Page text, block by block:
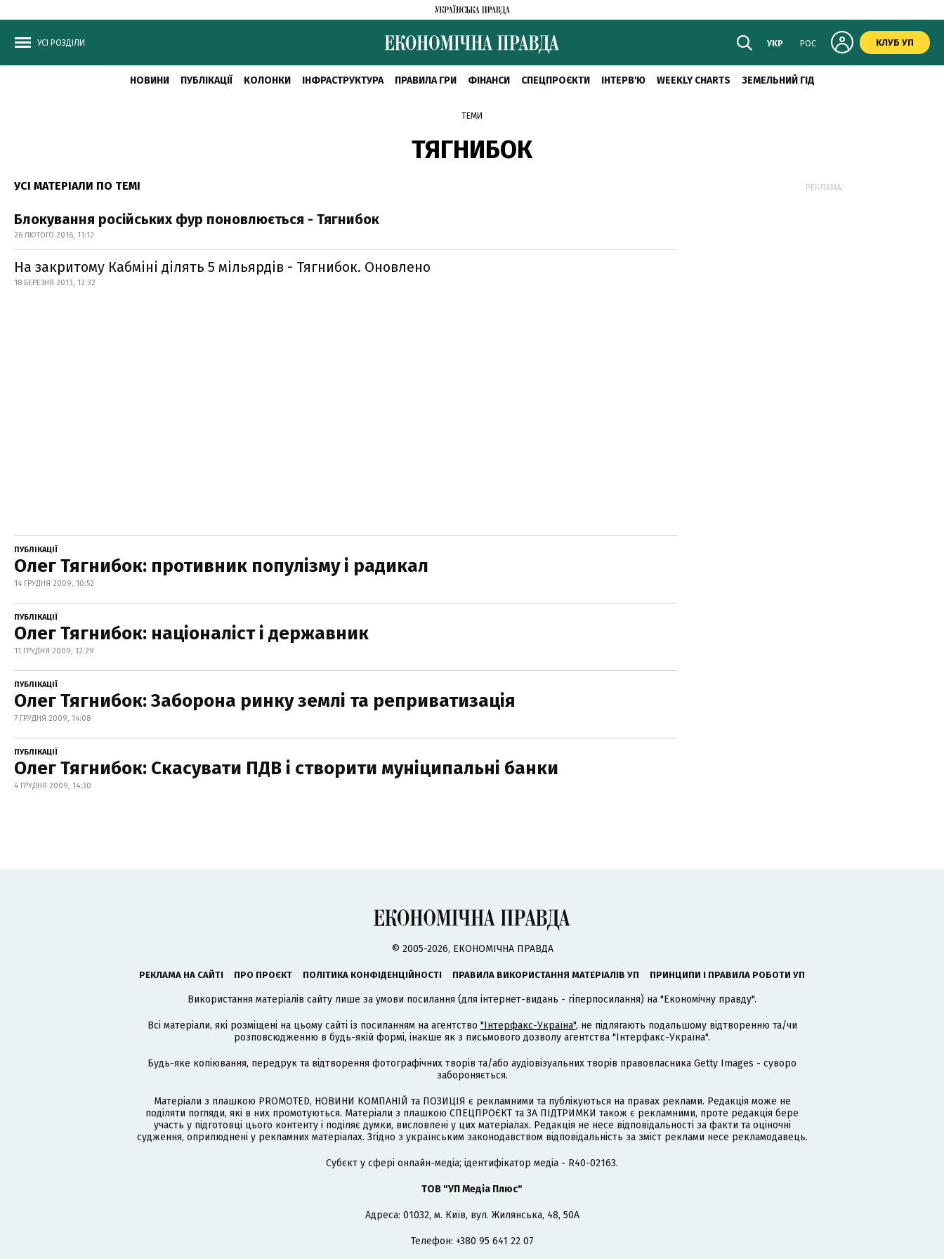
УСІ РОЗДІЛИ УКР РОС КЛУБ УП
НОВИНИ ПУБЛІКАЦІЇ КОЛОНКИ ІНФРАСТРУКТУРА ПРАВИЛА ГРИ ФІНАНСИ СПЕЦПРОЄКТИ ІНТЕРВ'Ю WEEKLY CHARTS ЗЕМЕЛЬНИЙ ГІД
ТЕМИ
ТЯГНИБОК
УСІ МАТЕРІАЛИ ПО ТЕМІ
Блокування російських фур поновлюється - Тягнибок
26 ЛЮТОГО 2016, 11:12
На закритому Кабміні ділять 5 мільярдів - Тягнибок. Оновлено
18 БЕРЕЗНЯ 2013, 12:32
ПУБЛІКАЦІЇ
Олег Тягнибок: противник популізму і радикал
14 ГРУДНЯ 2009, 10:52
ПУБЛІКАЦІЇ
Олег Тягнибок: націоналіст і державник
11 ГРУДНЯ 2009, 12:29
ПУБЛІКАЦІЇ
Олег Тягнибок: Заборона ринку землі та реприватизація
7 ГРУДНЯ 2009, 14:08
ПУБЛІКАЦІЇ
Олег Тягнибок: Скасувати ПДВ і створити муніципальні банки
4 ГРУДНЯ 2009, 14:30
РЕКЛАМА:
© 2005-2026, ЕКОНОМІЧНА ПРАВДА
РЕКЛАМА НА САЙТІ ПРО ПРОЄКТ ПОЛІТИКА КОНФІДЕНЦІЙНОСТІ ПРАВИЛА ВИКОРИСТАННЯ МАТЕРІАЛІВ УП ПРИНЦИПИ І ПРАВИЛА РОБОТИ УП
Використання матеріалів сайту лише за умови посилання (для інтернет-видань - гіперпосилання) на "Економічну правду".
Всі матеріали, які розміщені на цьому сайті із посиланням на агентство "Інтерфакс-Україна", не підлягають подальшому відтворенню та/чи
розповсюдженню в будь-якій формі, інакше як з письмового дозволу агентства "Інтерфакс-Україна".
Будь-яке копіювання, передрук та відтворення фотографічних творів та/або аудіовізуальних творів правовласника Getty Images - суворо
забороняється.
Матеріали з плашкою PROMOTED, НОВИНИ КОМПАНІЙ та ПОЗИЦІЯ є рекламними та публікуються на правах реклами. Редакція може не
поділяти погляди, які в них промотуються. Матеріали з плашкою СПЕЦПРОЄКТ та ЗА ПІДТРИМКИ також є рекламними, проте редакція бере
участь у підготовці цього контенту і поділяє думки, висловлені у цих матеріалах. Редакція не несе відповідальності за факти та оціночні
судження, оприлюднені у рекламних матеріалах. Згідно з українським законодавством відповідальність за зміст реклами несе рекламодавець.
Cубєкт у сфері онлайн-медіа; ідентифікатор медіа - R40-02163.
ТОВ "УП Медіа Плюс"
Адреса: 01032, м. Київ, вул. Жилянська, 48, 50А
Телефон: +380 95 641 22 07